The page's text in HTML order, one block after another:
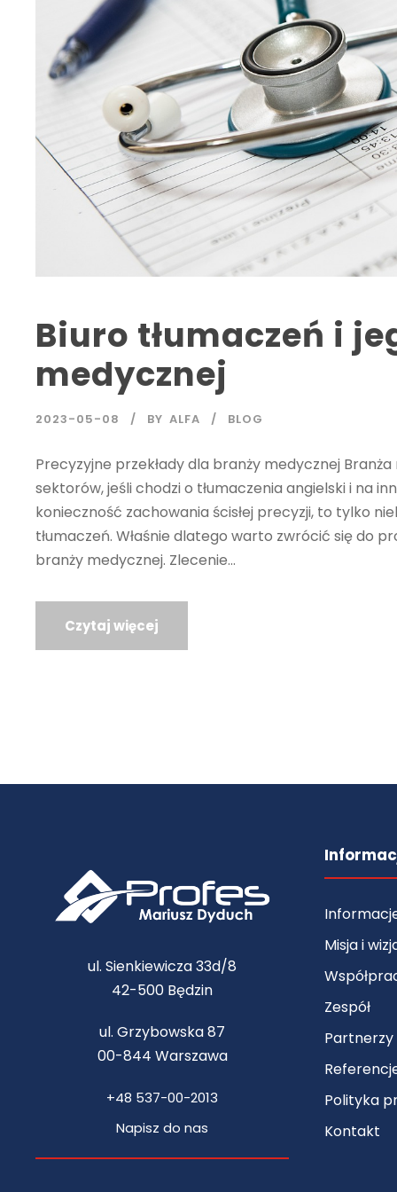
Biuro tłumaczeń i
medycznej
2023-05-08 BY ALFA BLOG
Precyzyjne przekłady dla branży medycznej
sektorów, jeśli chodzi o tłumaczenia angielski i na
konieczność zachowania ścisłej precyzji, to tylko
tłumaczeń. Właśnie dlatego warto zwrócić się do
branży medycznej. Zlecenie...
Czytaj więcej
ul. Sienkiewicza 33d/8
42-500 Będzin
ul. Grzybowska 87
00-844 Warszawa
+48 537-00-2013
Napisz do nas
Misja i
Zespół
Partnerzy
Polityka
Kontakt